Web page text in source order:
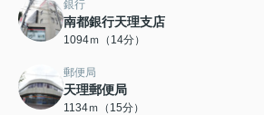
銀行
南都銀行天理支店
1094ｍ（14分）
郵便局
天理郵便局
1134ｍ（15分）